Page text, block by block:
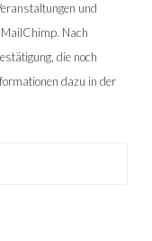
und
Nach
die noch
dazu in der